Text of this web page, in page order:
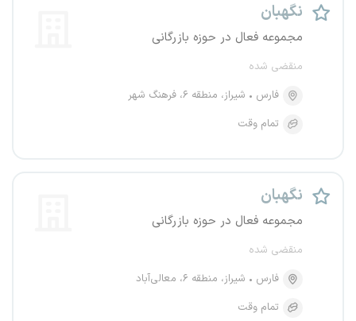
نگهبان
مجموعه فعال در حوزه بازرگانی
منقضی شده
فارس
شیراز، منطقه ۶، فرهنگ شهر
تمام وقت
نگهبان
مجموعه فعال در حوزه بازرگانی
منقضی شده
فارس
شیراز، منطقه ۶، معالی‌آباد
تمام وقت